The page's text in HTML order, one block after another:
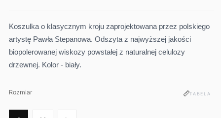
Koszulka o klasycznym kroju zaprojektowana przez polskiego
artystę Pawła Stepanowa.Odszyta z najwyższej jakości
biopolerowanej wiskozy powstałej z naturalnej celulozy
drzewnej. Kolor - biały.
Rozmiar
Rozmiar TABELA